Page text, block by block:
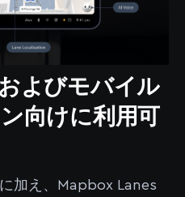
よびモバイル
向けに利用可
加え、Mapbox Lanes